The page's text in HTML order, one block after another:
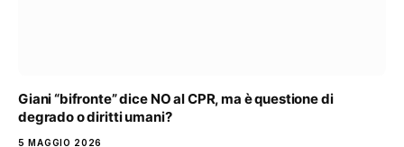
Giani “bifronte” dice NO al CPR, ma è questione di
degrado o diritti umani?
5 MAGGIO 2026